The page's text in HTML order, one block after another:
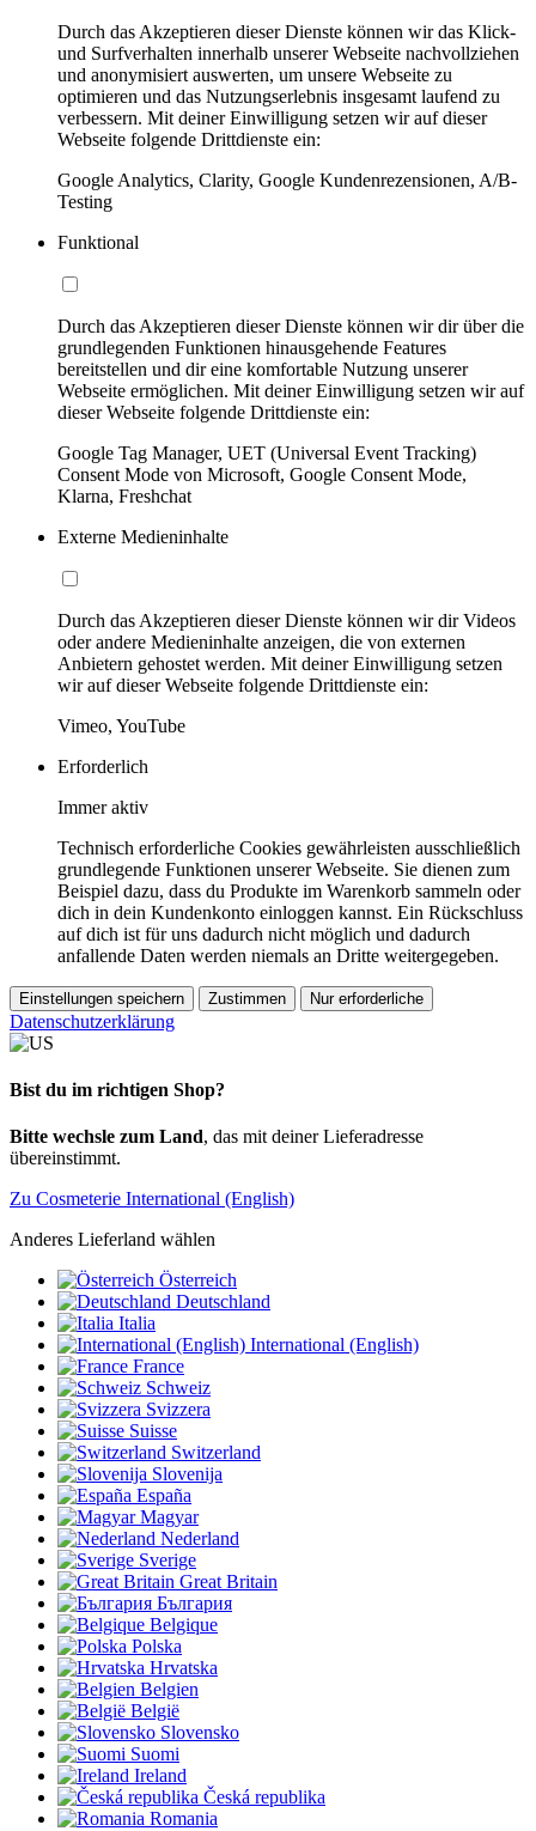
Durch das Akzeptieren dieser Dienste können wir das Klick-
und Surfverhalten innerhalb unserer Webseite nachvollziehen
und anonymisiert auswerten, um unsere Webseite zu
optimieren und das Nutzungserlebnis insgesamt laufend zu
verbessern. Mit deiner Einwilligung setzen wir auf dieser
Webseite folgende Drittdienste ein:
Google Analytics, Clarity, Google Kundenrezensionen, A/B-
Testing
Funktional
Durch das Akzeptieren dieser Dienste können wir dir über die
grundlegenden Funktionen hinausgehende Features
bereitstellen und dir eine komfortable Nutzung unserer
Webseite ermöglichen. Mit deiner Einwilligung setzen wir auf
dieser Webseite folgende Drittdienste ein:
Google Tag Manager, UET (Universal Event Tracking)
Consent Mode von Microsoft, Google Consent Mode,
Klarna, Freshchat
Externe Medieninhalte
Durch das Akzeptieren dieser Dienste können wir dir Videos
oder andere Medieninhalte anzeigen, die von externen
Anbietern gehostet werden. Mit deiner Einwilligung setzen
wir auf dieser Webseite folgende Drittdienste ein:
Vimeo, YouTube
Erforderlich
Immer aktiv
Technisch erforderliche Cookies gewährleisten ausschließlich
grundlegende Funktionen unserer Webseite. Sie dienen zum
Beispiel dazu, dass du Produkte im Warenkorb sammeln oder
dich in dein Kundenkonto einloggen kannst. Ein Rückschluss
auf dich ist für uns dadurch nicht möglich und dadurch
anfallende Daten werden niemals an Dritte weitergegeben.
Einstellungen speichern Zustimmen Nur erforderliche
Datenschutzerklärung
Bist du im richtigen Shop?
Bitte wechsle zum Land, das mit deiner Lieferadresse
übereinstimmt.
Zu Cosmeterie International (English)
Anderes Lieferland wählen
Österreich
Deutschland
Italia
International (English)
France
Schweiz
Svizzera
Suisse
Switzerland
Slovenija
España
Magyar
Nederland
Sverige
Great Britain
България
Belgique
Polska
Hrvatska
Belgien
België
Slovensko
Suomi
Ireland
Česká republika
Romania